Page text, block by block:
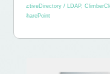
ActiveDirectory / LDAP,
SharePoint